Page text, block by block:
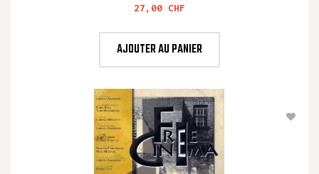
Prix
27,00 CHF
AJOUTER AU PANIER